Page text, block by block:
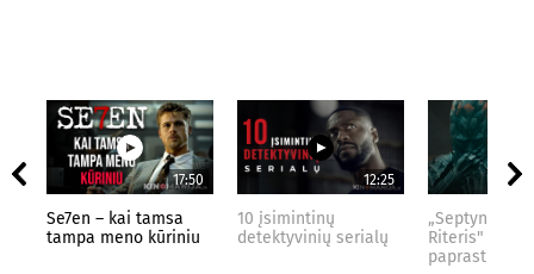
17:50
Se7en – kai tamsa
tampa meno kūriniu
12:25
10 įsimintinų
detektyvinių serialų
„Septynių
Riteris" – kai
paprastumas